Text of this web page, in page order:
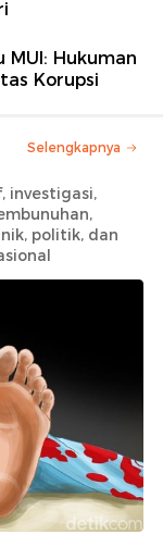
MUI: Hukuman
Korupsi
Selengkapnya
investigasi,
politik, dan